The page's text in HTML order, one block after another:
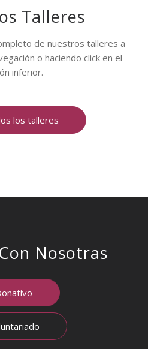
Talleres
de nuestros talleres a
o haciendo click en el
inferior.
los talleres
Nosotras